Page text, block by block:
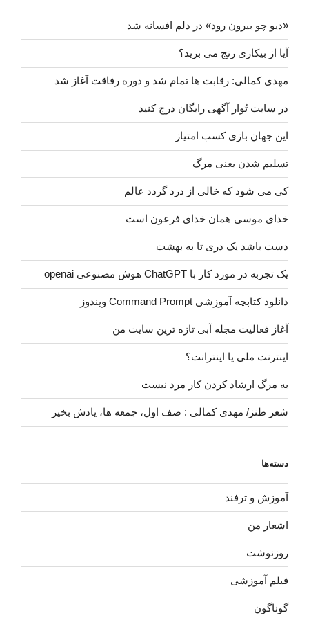
«دیو چو بیرون رود» در دلم افسانه شد
آیا از بیکاری رنج می برید؟
مهدی کمالی: رقابت ها تمام شد و دوره رفاقت آغاز شد
در سایت تُوار آگهی رایگان درج کنید
این جهان بازی کسب امتیاز
تسلیم شدن یعنی مرگ
کی می شود که خالی از درد گردد عالم
خدای موسی همان خدای فرعون است
دست باشد یک دری تا به بهشت
یک تجربه در مورد کار با ChatGPT هوش مصنوعی openai
دانلود کتابچه آموزشی Command Prompt ویندوز
آغاز فعالیت مجله آبی تازه ترین سایت من
اینترنت ملی یا اینترانت؟
به مرگ ارشاد کردن کار مرد نیست
شعر طنز/ مهدی کمالی : صف اول، جمعه ها، یادش بخیر
دسته‌ها
آموزش و ترفند
اشعار من
روزنوشت
فیلم آموزشی
گوناگون